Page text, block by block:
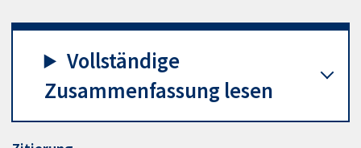
Vollständige
Zusammenfassung lesen